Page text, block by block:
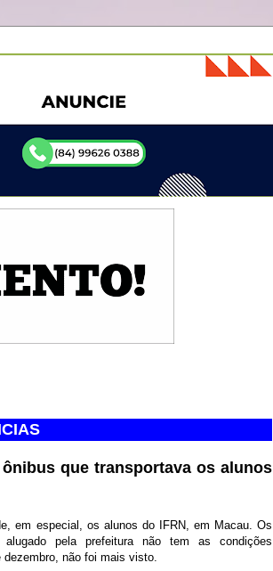
que transportava os alunos
em especial, os alunos do IFRN, em Macau. Os
pela prefeitura não tem as condições
não foi mais visto.